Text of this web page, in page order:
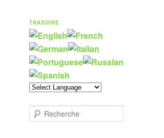
TRADUIRE
e